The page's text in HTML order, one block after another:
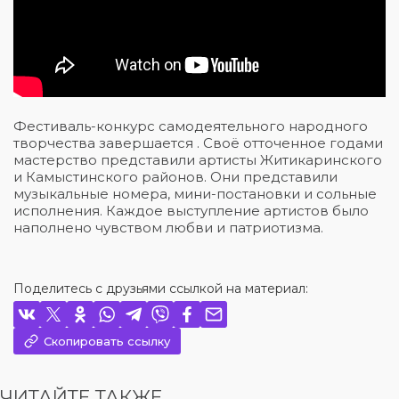
Фестиваль-конкурс самодеятельного народного
творчества завершается . Своё отточенное годами
мастерство представили артисты Житикаринского
и Камыстинского районов. Они представили
музыкальные номера, мини-постановки и сольные
исполнения. Каждое выступление артистов было
наполнено чувством любви и патриотизма.
Поделитесь с друзьями ссылкой на материал:
Скопировать ссылку